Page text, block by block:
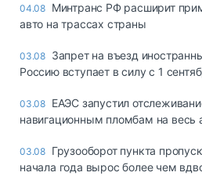
04.08 Минтранс РФ расширит
авто на трассах страны
03.08 Запрет на въезд
Россию вступает в силу с 1
03.08 ЕАЭС запустил
навигационным пломбам на весь
03.08 Грузооборот пункта
начала года вырос более чем